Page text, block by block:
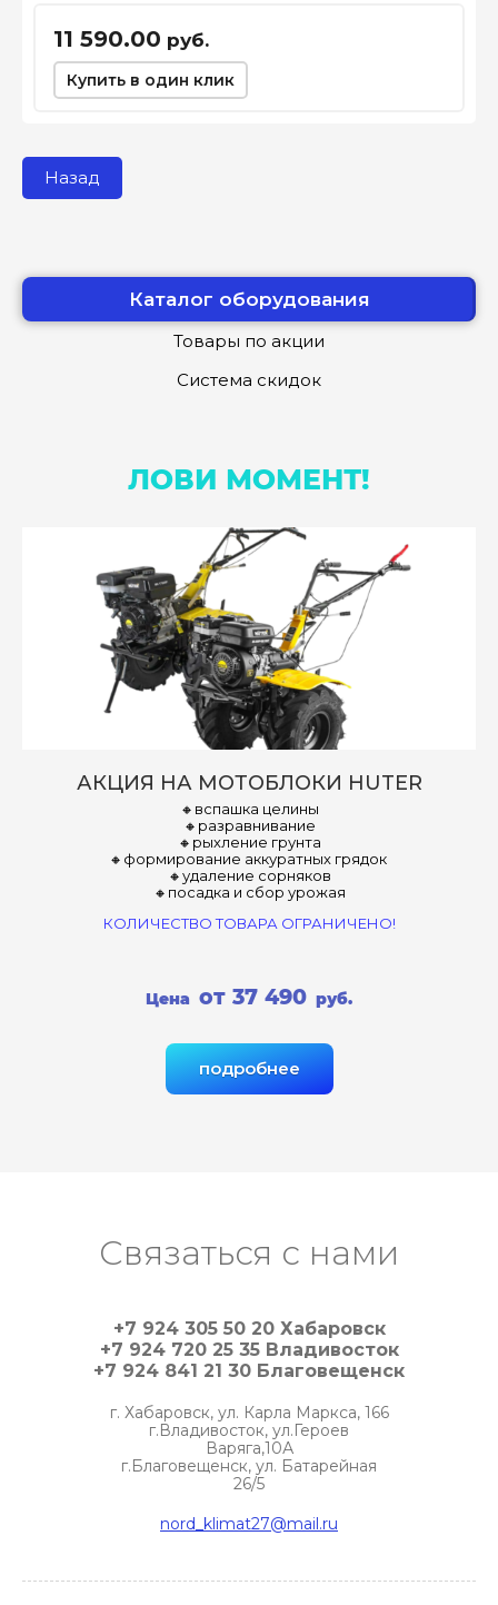
Каталог оборудования
Товары по акции
Система скидок
ЛОВИ МОМЕНТ!
АКЦИЯ НА МОТОБЛОКИ HUTER
🔸вспашка целины
🔸разравнивание
🔸рыхление грунта
🔸формирование аккуратных грядок
🔸удаление сорняков
🔸посадка и сбор урожая
КОЛИЧЕСТВО ТОВАРА ОГРАНИЧЕНО!
Цена от 37 490 руб.
подробнее
11 590.00 руб.
Купить в один клик
Назад
Связаться с нами
+7 924 305 50 20 Хабаровск
+7 924 720 25 35 Владивосток
+7 924 841 21 30 Благовещенск
г. Хабаровск, ул. Карла Маркса, 166
г.Владивосток, ул.Героев
Варяга,10А
г.Благовещенск, ул. Батарейная
26/5
nord_klimat27@mail.ru